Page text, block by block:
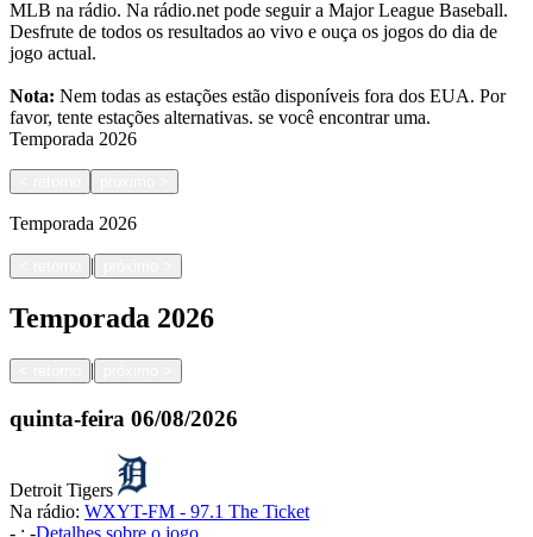
MLB na rádio. Na rádio.net pode seguir a Major League Baseball.
Desfrute de todos os resultados ao vivo e ouça os jogos do dia de
jogo actual.
Nota: Nem todas as estações estão disponíveis fora dos EUA. Por
favor, tente estações alternativas. se você encontrar uma.
Temporada 2026
Temporada 2026
|
Temporada 2026
|
quinta-feira 06/08/2026
Detroit Tigers
Na rádio: WXYT-FM - 97.1 The Ticket